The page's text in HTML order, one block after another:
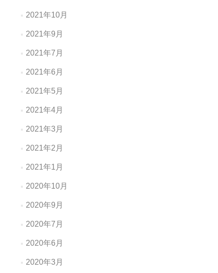
2021年10月
2021年9月
2021年7月
2021年6月
2021年5月
2021年4月
2021年3月
2021年2月
2021年1月
2020年10月
2020年9月
2020年7月
2020年6月
2020年3月